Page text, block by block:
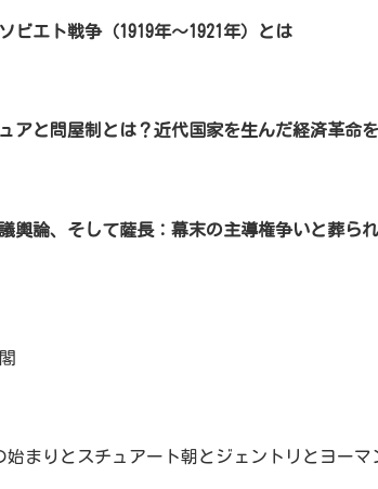
ビエト戦争（1919年〜1921年）とは
アと問屋制とは？近代国家を生んだ経済革命
輿論、そして薩長：幕末の主導権争いと葬ら
始まりとスチュアート朝とジェントリとヨー